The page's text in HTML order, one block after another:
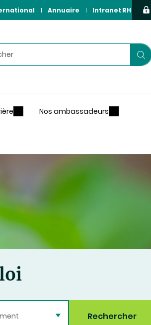
Annuaire Intranet RH
Lancer
Nos ambassadeurs
Rechercher